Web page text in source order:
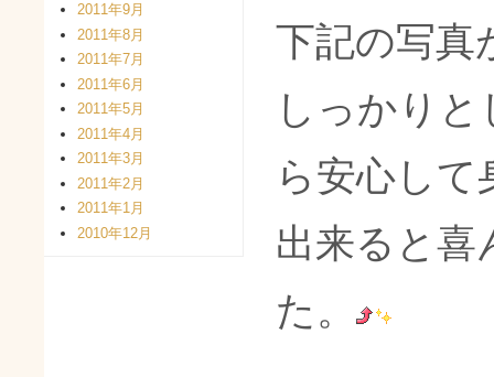
下記の写真
しっかり
ら安心し
出来ると喜
た。
2011年9月
2011年8月
2011年7月
2011年6月
2011年5月
2011年4月
2011年3月
2011年2月
2011年1月
2010年12月